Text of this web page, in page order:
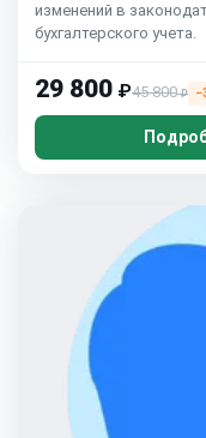
изменений в
бухгалтерского учета.
29 800 ₽45 800₽